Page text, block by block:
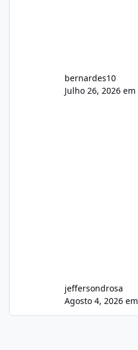
bernardes10
Julho 26, 2026 em
jeffersondrosa
Agosto 4, 2026